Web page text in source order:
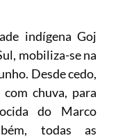
indígena Goj
mobiliza-se na
Desde cedo,
chuva, para
do Marco
todas as